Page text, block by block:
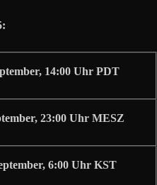
14:00 Uhr PDT
23:00 Uhr MESZ
6:00 Uhr KST